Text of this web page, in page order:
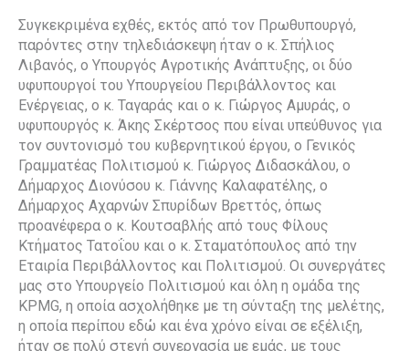
Συγκεκριμένα εχθές, εκτός από τον Πρωθυπουργό,
παρόντες στην τηλεδιάσκεψη ήταν ο κ. Σπήλιος
Λιβανός, ο Υπουργός Αγροτικής Ανάπτυξης, οι δύο
υφυπουργοί του Υπουργείου Περιβάλλοντος και
Ενέργειας, ο κ. Ταγαράς και ο κ. Γιώργος Αμυράς, ο
υφυπουργός κ. Άκης Σκέρτσος που είναι υπεύθυνος για
τον συντονισμό του κυβερνητικού έργου, ο Γενικός
Γραμματέας Πολιτισμού κ. Γιώργος Διδασκάλου, ο
Δήμαρχος Διονύσου κ. Γιάννης Καλαφατέλης, ο
Δήμαρχος Αχαρνών Σπυρίδων Βρεττός, όπως
προανέφερα ο κ. Κουτσαβλής από τους Φίλους
Κτήματος Τατοΐου και ο κ. Σταματόπουλος από την
Εταιρία Περιβάλλοντος και Πολιτισμού. Οι συνεργάτες
μας στο Υπουργείο Πολιτισμού και όλη η ομάδα της
KPMG, η οποία ασχολήθηκε με τη σύνταξη της μελέτης,
η οποία περίπου εδώ και ένα χρόνο είναι σε εξέλιξη,
ήταν σε πολύ στενή συνεργασία με εμάς, με τους